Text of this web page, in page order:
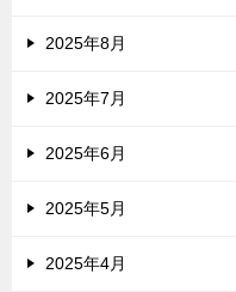
2025年8月
2025年7月
2025年6月
2025年5月
2025年4月